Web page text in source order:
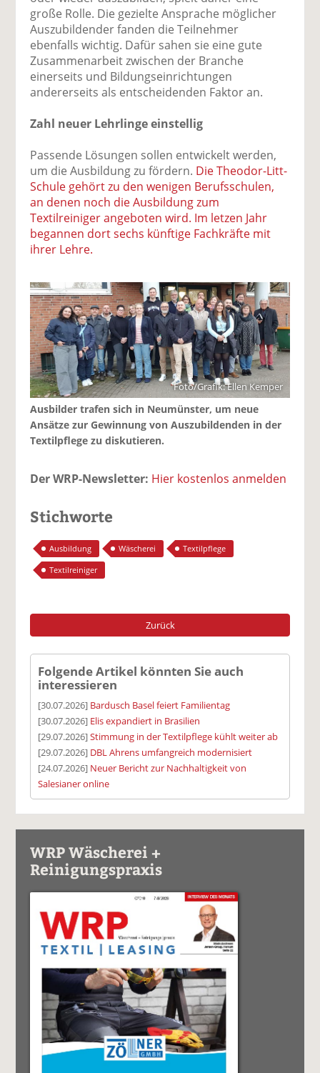
große Rolle. Die gezielte Ansprache möglicher
Auszubildender fanden die Teilnehmer
ebenfalls wichtig. Dafür sahen sie eine gute
Zusammenarbeit zwischen der Branche
einerseits und Bildungseinrichtungen
andererseits als entscheidenden Faktor an.
Zahl neuer Lehrlinge einstellig
Passende Lösungen sollen entwickelt werden,
um die Ausbildung zu fördern. Die Theodor-Litt-
Schule gehört zu den wenigen Berufsschulen,
an denen noch die Ausbildung zum
Textilreiniger angeboten wird. Im letzen Jahr
begannen dort sechs künftige Fachkräfte mit
ihrer Lehre.
Foto/Grafik: Ellen Kemper
Ausbilder trafen sich in Neumünster, um neue
Ansätze zur Gewinnung von Auszubildenden in der
Textilpflege zu diskutieren.
Der WRP-Newsletter: Hier kostenlos anmelden
Stichworte
Ausbildung Wäscherei
Textilpflege
Textilreiniger
Zurück
Folgende Artikel könnten Sie auch
interessieren
[30.07.2026] Bardusch Basel feiert Familientag
[30.07.2026] Elis expandiert in Brasilien
[29.07.2026]Stimmung in der Textilpflege kühlt weiter ab
[29.07.2026] DBL Ahrens umfangreich modernisiert
[24.07.2026] Neuer Bericht zur Nachhaltigkeit von
Salesianer online
WRP Wäscherei +
Reinigungspraxis